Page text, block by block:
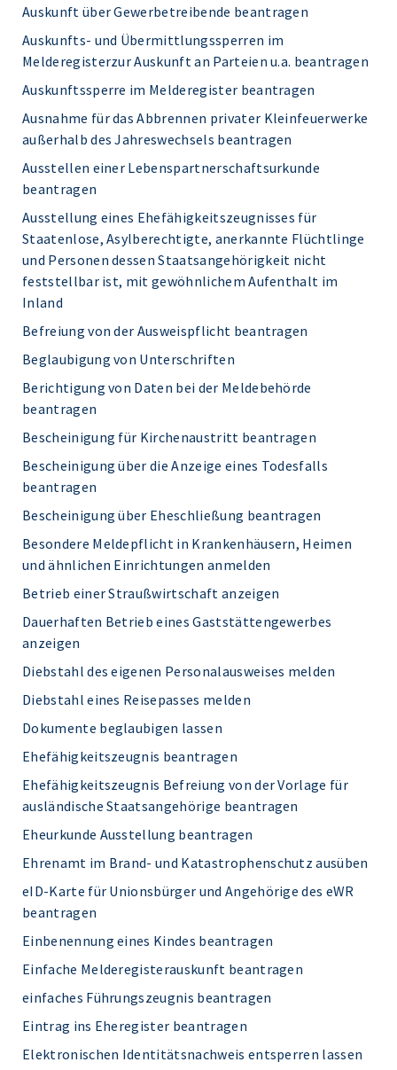
Auskunft über Gewerbetreibende beantragen
Auskunfts- und Übermittlungssperren im
Melderegisterzur Auskunft an Parteien u.a. beantragen
Auskunftssperre im Melderegister beantragen
Ausnahme für das Abbrennen privater Kleinfeuerwerke
außerhalb des Jahreswechsels beantragen
Ausstellen einer Lebenspartnerschaftsurkunde
beantragen
Ausstellung eines Ehefähigkeitszeugnisses für
Staatenlose, Asylberechtigte, anerkannte Flüchtlinge
und Personen dessen Staatsangehörigkeit nicht
feststellbar ist, mit gewöhnlichem Aufenthalt im
Inland
Befreiung von der Ausweispflicht beantragen
Beglaubigung von Unterschriften
Berichtigung von Daten bei der Meldebehörde
beantragen
Bescheinigung für Kirchenaustritt beantragen
Bescheinigung über die Anzeige eines Todesfalls
beantragen
Bescheinigung über Eheschließung beantragen
Besondere Meldepflicht in Krankenhäusern, Heimen
und ähnlichen Einrichtungen anmelden
Betrieb einer Straußwirtschaft anzeigen
Dauerhaften Betrieb eines Gaststättengewerbes
anzeigen
Diebstahl des eigenen Personalausweises melden
Diebstahl eines Reisepasses melden
Dokumente beglaubigen lassen
Ehefähigkeitszeugnis beantragen
Ehefähigkeitszeugnis Befreiung von der Vorlage für
ausländische Staatsangehörige beantragen
Eheurkunde Ausstellung beantragen
Ehrenamt im Brand- und Katastrophenschutz ausüben
eID-Karte für Unionsbürger und Angehörige des eWR
beantragen
Einbenennung eines Kindes beantragen
Einfache Melderegisterauskunft beantragen
einfaches Führungszeugnis beantragen
Eintrag ins Eheregister beantragen
Elektronischen Identitätsnachweis entsperren lassen